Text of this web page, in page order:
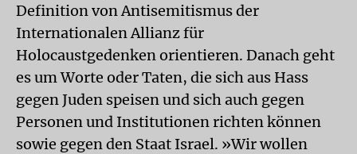
Definition von Antisemitismus der
Internationalen Allianz für
Holocaustgedenken orientieren. Danach geht
es um Worte oder Taten, die sich aus Hass
gegen Juden speisen und sich auch gegen
Personen und Institutionen richten können
sowie gegen den Staat Israel. »Wir wollen